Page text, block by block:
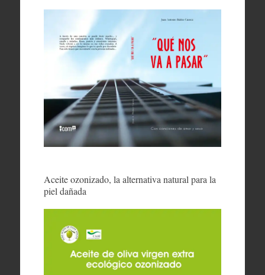
Aceite ozonizado, la alternativa natural para la
piel dañada